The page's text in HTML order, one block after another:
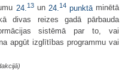
24. 13un 24. 14punktāminētā
divas reizes gadā pārbauda
sistēmā par to, vai
apgūt izglītības programmu vai